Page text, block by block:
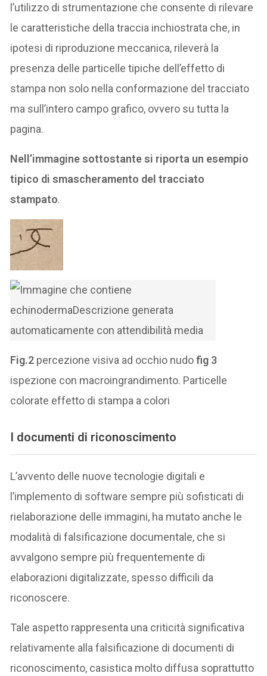
l’utilizzo di strumentazione che consente di rilevare
le caratteristiche della traccia inchiostrata che, in
ipotesi di riproduzione meccanica, rileverà la
presenza delle particelle tipiche dell’effetto di
stampa non solo nella conformazione del tracciato
ma sull’intero campo grafico, ovvero su tutta la
pagina.
Nell’immagine sottostante si riporta un esempio
tipico di smascheramento del tracciato
stampato.
Fig.2 percezione visiva ad occhio nudofig 3
ispezione con macroingrandimento. Particelle
colorate effetto di stampa a colori
I documenti di riconoscimento
L’avvento delle nuove tecnologie digitali e
l’implemento di software sempre più sofisticati di
rielaborazione delle immagini, ha mutato anche le
modalità di falsificazione documentale, che si
avvalgono sempre più frequentemente di
elaborazioni digitalizzate, spesso difficili da
riconoscere.
Tale aspetto rappresenta una criticità significativa
relativamente alla falsificazione di documenti di
riconoscimento, casistica molto diffusa soprattutto